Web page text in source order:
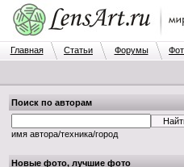
Главная Статьи Форумы
Поиск по авторам
имя автора/техника/город
Новые фото, лучшие фото